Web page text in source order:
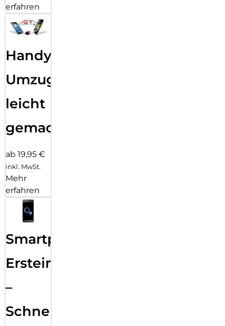
erfahren
Handy
Umzug
leicht
gemacht!
ab 19,95 €
inkl. MwSt.
Mehr
erfahren
Smartphone
Ersteinrichtung
–
Schnelle